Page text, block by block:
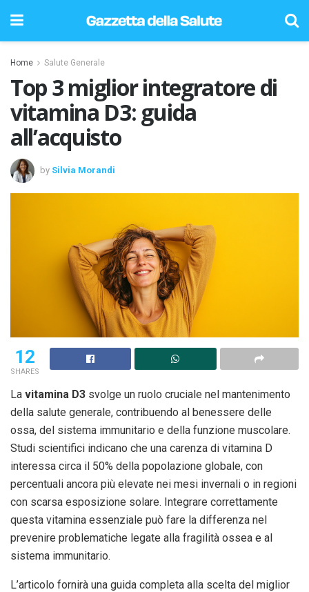
Home Salute Generale
Top 3 miglior integratore di
vitamina D3: guida
all’acquisto
by Silvia Morandi
12
SHARES
La vitamina D3 svolge un ruolo cruciale nel mantenimento
della salute generale, contribuendo al benessere delle
ossa, del sistema immunitario e della funzione muscolare.
Studi scientifici indicano che una carenza di vitamina D
interessa circa il 50% della popolazione globale, con
percentuali ancora più elevate nei mesi invernali o in regioni
con scarsa esposizione solare. Integrare correttamente
questa vitamina essenziale può fare la differenza nel
prevenire problematiche legate alla fragilità ossea e al
sistema immunitario.
L’articolo fornirà una guida completa alla scelta del miglior